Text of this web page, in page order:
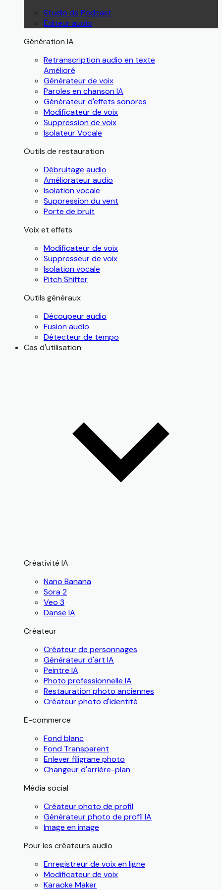
Studio de Podcast
Éditeur audio
Génération IA
Retranscription audio en texte
Amélioré
Générateur de voix
Paroles en chanson IA
Générateur d'effets sonores
Modificateur de voix
Suppression de voix
Isolateur Vocale
Outils de restauration
Débruitage audio
Améliorateur audio
Isolation vocale
Suppression du vent
Porte de bruit
Voix et effets
Modificateur de voix
Suppresseur de voix
Isolation vocale
Pitch Shifter
Outils généraux
Découpeur audio
Fusion audio
Détecteur de tempo
Cas d'utilisation
Créativité IA
Nano Banana
Sora 2
Veo 3
Danse IA
Créateur
Créateur de personnages
Générateur d'art IA
Peintre IA
Photo professionnelle IA
Restauration photo anciennes
Créateur photo d'identité
E-commerce
Fond blanc
Fond Transparent
Enlever filigrane photo
Changeur d'arrière-plan
Média social
Créateur photo de profil
Générateur photo de profil IA
Image en image
Pour les créateurs audio
Enregistreur de voix en ligne
Modificateur de voix
Karaoke Maker